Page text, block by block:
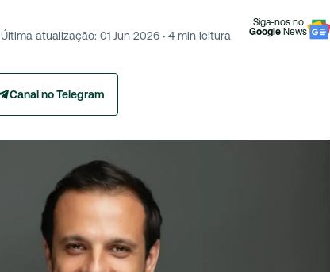
Última atualização: 01 Jun 2026 · 4min leitura
Siga-nos no
Google News
Canal no Telegram